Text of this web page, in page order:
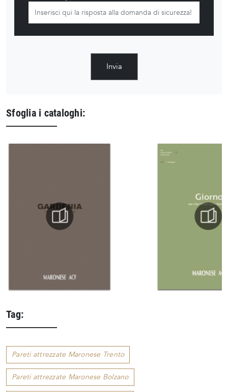
Invia
Sfoglia i cataloghi:
Tag:
Pareti attrezzate Maronese Trento
Pareti attrezzate Maronese Bolzano